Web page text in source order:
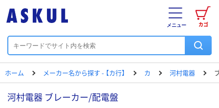
カゴ
メニュー
ホーム メーカー名から探す - 【カ行】 カ 河村電器
河村電器 ブレーカー/配電盤